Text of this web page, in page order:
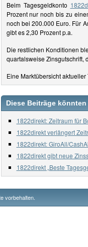
Beim Tagesgeldkonto
Prozent nur noch bis zu
noch bei 200.000 Euro. Für
gibt es 2,30 Prozent p.a.
Die restlichen Konditionen
quartalsweise Zinsgutschrift,
Eine Marktübersicht
Diese Beiträge
1822direkt: Zeitraum für
1822direkt verlängert
1822direkt: GiroAll/
1822direkt gibt neue
1822direkt „Beste
vorbehalten.